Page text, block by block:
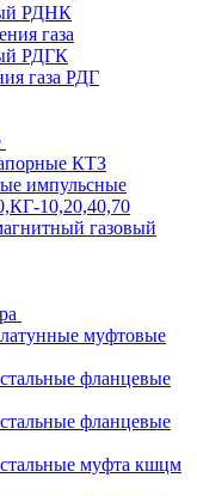
РДНК
газа
РДГК
газа РДГ
КТЗ
импульсные
10,20,40,70
газовый
муфтовые
фланцевые
фланцевые
муфта кшцм